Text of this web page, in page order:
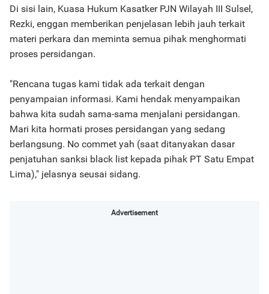
Di sisi lain, Kuasa Hukum Kasatker PJN Wilayah III Sulsel,
Rezki, enggan memberikan penjelasan lebih jauh terkait
materi perkara dan meminta semua pihak menghormati
proses persidangan.
"Rencana tugas kami tidak ada terkait dengan
penyampaian informasi. Kami hendak menyampaikan
bahwa kita sudah sama-sama menjalani persidangan.
Mari kita hormati proses persidangan yang sedang
berlangsung. No commet yah (saat ditanyakan dasar
penjatuhan sanksi black list kepada pihak PT Satu Empat
Lima)," jelasnya seusai sidang.
Advertisement